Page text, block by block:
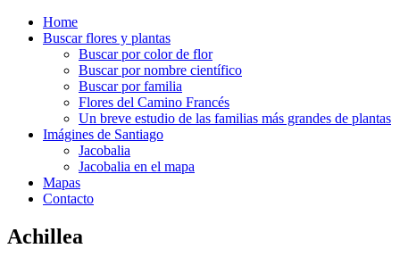
Home
Buscar flores y plantas
Buscar por color de flor
Buscar por nombre científico
Buscar por familia
Flores del Camino Francés
Un breve estudio de las familias más grandes de plantas
Imágines de Santiago
Jacobalia
Jacobalia en el mapa
Mapas
Contacto
Achillea